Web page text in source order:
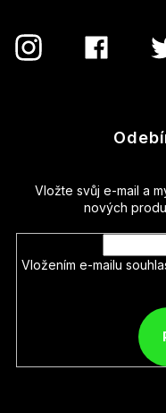
Vložte svůj e-mail a
nových
Vložením e-mailu